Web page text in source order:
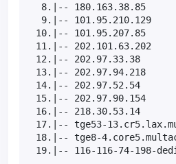
8.|-- 180.163.38.85
9.|-- 101.95.210.129
10.|-- 101.95.207.85
11.|-- 202.101.63.202
12.|-- 202.97.33.38
13.|-- 202.97.94.218
14.|-- 202.97.52.54
15.|-- 202.97.90.154
16.|-- 218.30.53.14
17.|-- tge53-
18.|-- tge8-
19.|-- 116-116-74-198-